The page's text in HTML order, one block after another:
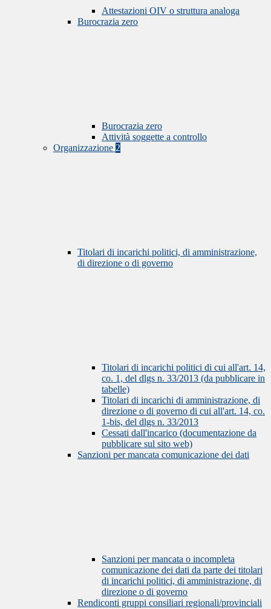
Attestazioni OIV o struttura analoga
Burocrazia zero
Burocrazia zero
Attività soggette a controllo
Organizzazione 2
Titolari di incarichi politici, di amministrazione,
di direzione o di governo
Titolari di incarichi politici di cui all'art. 14,
co. 1, del dlgs n. 33/2013 (da pubblicare in
tabelle)
Titolari di incarichi di amministrazione, di
direzione o di governo di cui all'art. 14, co.
1-bis, del dlgs n. 33/2013
Cessati dall'incarico (documentazione da
pubblicare sul sito web)
Sanzioni per mancata comunicazione dei dati
Sanzioni per mancata o incompleta
comunicazione dei dati da parte dei titolari
di incarichi politici, di amministrazione, di
direzione o di governo
Rendiconti gruppi consiliari regionali/provinciali